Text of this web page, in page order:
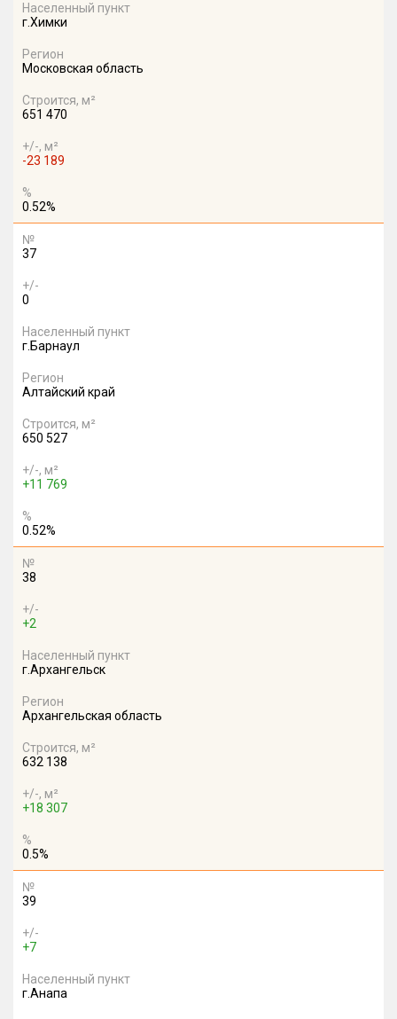
Населенный пункт
г.Химки
Регион
Московская область
Строится, м²
651 470
+/-, м²
-23 189
%
0.52%
№
37
+/-
0
Населенный пункт
г.Барнаул
Регион
Алтайский край
Строится, м²
650 527
+/-, м²
+11 769
%
0.52%
№
38
+/-
+2
Населенный пункт
г.Архангельск
Регион
Архангельская область
Строится, м²
632 138
+/-, м²
+18 307
%
0.5%
№
39
+/-
+7
Населенный пункт
г.Анапа